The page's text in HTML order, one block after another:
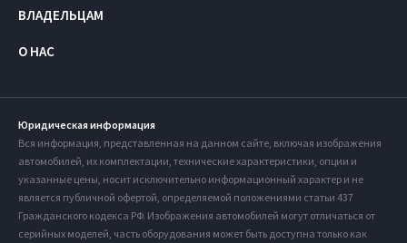
ВЛАДЕЛЬЦАМ
О НАС
Юридическая информация
Вся информация, представленная на данном сайте, включая изображения
автомобилей, их комплектации, технические характеристики, опции и
указанные цены, носит исключительно информационный характер и не
является публичной офертой, определяемой положениями статьи 437
Гражданского кодекса РФ. Изображения автомобилей могут отличаться от
серийных моделей, часть оборудования может быть доступна только как